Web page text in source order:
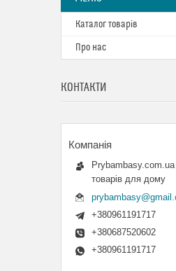
Каталог товарів
Про нас
КОНТАКТИ
товарів для дому
+380961191717
+380687520602
+380961191717